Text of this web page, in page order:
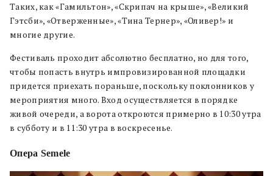
Таких, как «Гамильтон», «Скрипач на крыше», «Великий
Гэтсби», «Отверженные», «Тина Тернер», «Оливер!» и
многие другие.
Фестиваль проходит абсолютно бесплатно, но для того,
чтобы попасть внутрь импровизированной площадки
придется приехать пораньше, поскольку поклонников у
мероприятия много. Вход осуществляется в порядке
живой очереди, а ворота откроются примерно в 10:30 утра
в субботу и в 11:30 утра в воскресенье.
Опера Semele